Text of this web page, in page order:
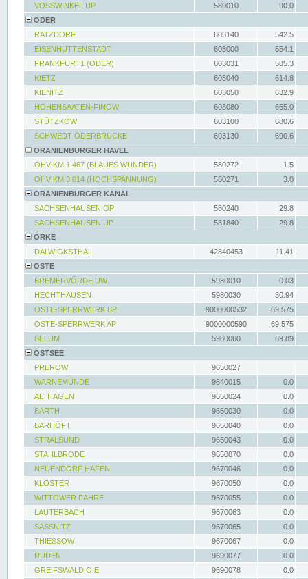
VOSSWINKEL UP
580010
90.0
ODER
RATZDORF
603140
542.5
EISENHÜTTENSTADT
603000
554.1
FRANKFURT1 (ODER)
603031
585.3
KIETZ
603040
614.8
KIENITZ
603050
632.9
HOHENSAATEN-FINOW
603080
665.0
STÜTZKOW
603100
680.6
SCHWEDT-ODERBRÜCKE
603130
690.6
ORANIENBURGER HAVEL
OHV KM 1.467 (BLAUES WUNDER)
580272
1.5
OHV KM 3.014 (HOCHSPANNUNG)
580271
3.0
ORANIENBURGER KANAL
SACHSENHAUSEN OP
580240
29.8
SACHSENHAUSEN UP
581840
29.8
ORKE
DALWIGKSTHAL
42840453
11.41
OSTE
BREMERVÖRDE UW
5980010
0.03
HECHTHAUSEN
5980030
30.94
OSTE-SPERRWERK BP
9000000532
69.575
OSTE-SPERRWERK AP
9000000590
69.575
BELUM
5980060
69.89
OSTSEE
PREROW
9650027
WARNEMÜNDE
9640015
0.0
ALTHAGEN
9650024
0.0
BARTH
9650030
0.0
BARHÖFT
9650040
0.0
STRALSUND
9650043
0.0
STAHLBRODE
9650070
0.0
NEUENDORF HAFEN
9670046
0.0
KLOSTER
9670050
0.0
WITTOWER FÄHRE
9670055
0.0
LAUTERBACH
9670063
0.0
SASSNITZ
9670065
0.0
THIESSOW
9670067
0.0
RUDEN
9690077
0.0
GREIFSWALD OIE
9690078
0.0